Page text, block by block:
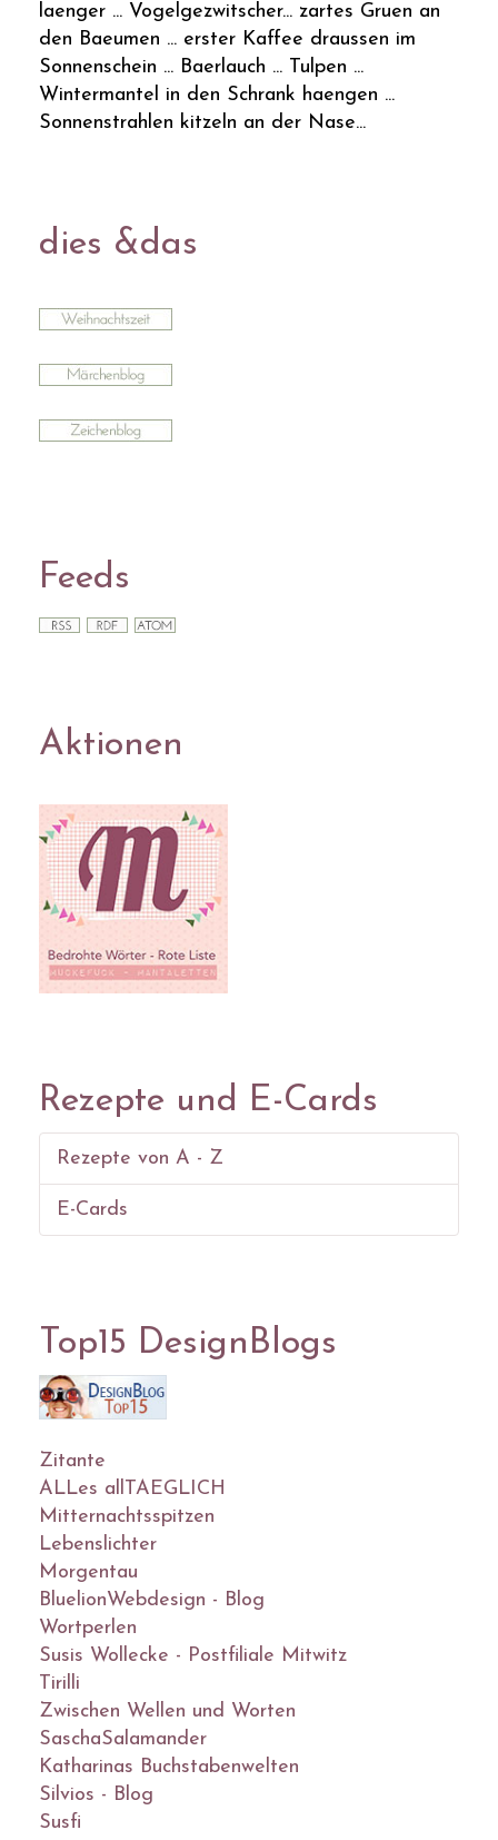
laenger ... Vogelgezwitscher... zartes Gruen an
den Baeumen ... erster Kaffee draussen im
Sonnenschein ... Baerlauch ... Tulpen ...
Wintermantel in den Schrank haengen ...
Sonnenstrahlen kitzeln an der Nase...
dies &das
Feeds
Aktionen
Rezepte und E-Cards
Rezepte von A - Z
E-Cards
Top15 DesignBlogs
Zitante
ALLes allTAEGLICH
Mitternachtsspitzen
Lebenslichter
Morgentau
BluelionWebdesign - Blog
Wortperlen
Susis Wollecke - Postfiliale Mitwitz
Tirilli
Zwischen Wellen und Worten
SaschaSalamander
Katharinas Buchstabenwelten
Silvios - Blog
Susfi